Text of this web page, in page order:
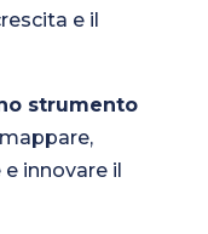
e il
strumento
innovare il